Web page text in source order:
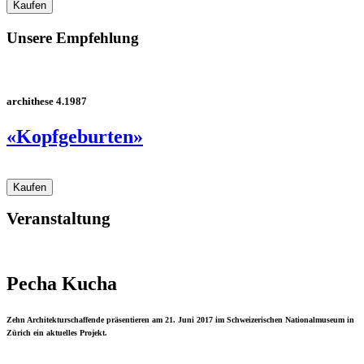
Unsere Empfehlung
archithese 4.1987
«Kopfgeburten»
Veranstaltung
Pecha Kucha
Zehn Architekturschaffende präsentieren am 21. Juni 2017 im Schweizerischen Nationalmuseum in
Zürich ein aktuelles Projekt.